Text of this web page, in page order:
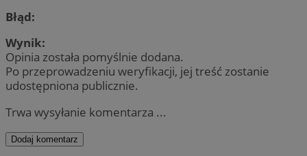
Błąd:
Wynik:
Opinia została pomyślnie dodana.
Po przeprowadzeniu weryfikacji, jej treść zostanie
udostępniona publicznie.
Trwa wysyłanie komentarza ...
Dodaj komentarz